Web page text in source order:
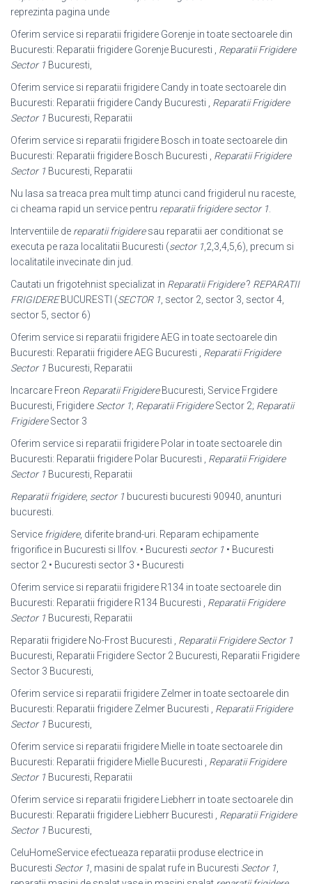
reprezinta pagina unde
Oferim service si reparatii frigidere Gorenje in toate sectoarele din
Bucuresti: Reparatii frigidere Gorenje Bucuresti , Reparatii Frigidere
Sector 1 Bucuresti,
Oferim service si reparatii frigidere Candy in toate sectoarele din
Bucuresti: Reparatii frigidere Candy Bucuresti , Reparatii Frigidere
Sector 1 Bucuresti, Reparatii
Oferim service si reparatii frigidere Bosch in toate sectoarele din
Bucuresti: Reparatii frigidere Bosch Bucuresti , Reparatii Frigidere
Sector 1 Bucuresti, Reparatii
Nu lasa sa treaca prea mult timp atunci cand frigiderul nu raceste,
ci cheama rapid un service pentru reparatii frigidere sector 1.
Interventiile de reparatii frigideresau reparatii aer conditionat se
executa pe raza localitatii Bucuresti (sector 1,2,3,4,5,6), precum si
localitatile invecinate din jud.
Cautati un frigotehnist specializat in Reparatii Frigidere? REPARATII
FRIGIDEREBUCURESTI (SECTOR 1, sector 2, sector 3, sector 4,
sector 5, sector 6)
Oferim service si reparatii frigidere AEG in toate sectoarele din
Bucuresti: Reparatii frigidere AEG Bucuresti , Reparatii Frigidere
Sector 1 Bucuresti, Reparatii
Incarcare Freon Reparatii FrigidereBucuresti, Service Frgidere
Bucuresti, Frigidere Sector 1; Reparatii FrigidereSector 2; Reparatii
FrigidereSector 3
Oferim service si reparatii frigidere Polar in toate sectoarele din
Bucuresti: Reparatii frigidere Polar Bucuresti , Reparatii Frigidere
Sector 1 Bucuresti, Reparatii
Reparatii frigidere, sector 1 bucuresti bucuresti 90940, anunturi
bucuresti.
Service frigidere, diferite brand-uri. Reparam echipamente
frigorifice in Bucuresti si Ilfov. • Bucuresti sector 1 • Bucuresti
sector 2 • Bucuresti sector 3 • Bucuresti
Oferim service si reparatii frigidere R134 in toate sectoarele din
Bucuresti: Reparatii frigidere R134 Bucuresti , Reparatii Frigidere
Sector 1 Bucuresti, Reparatii
Reparatii frigidere No-Frost Bucuresti , Reparatii Frigidere Sector 1
Bucuresti, Reparatii Frigidere Sector 2 Bucuresti, Reparatii Frigidere
Sector 3 Bucuresti,
Oferim service si reparatii frigidere Zelmer in toate sectoarele din
Bucuresti: Reparatii frigidere Zelmer Bucuresti , Reparatii Frigidere
Sector 1 Bucuresti,
Oferim service si reparatii frigidere Mielle in toate sectoarele din
Bucuresti: Reparatii frigidere Mielle Bucuresti , Reparatii Frigidere
Sector 1 Bucuresti, Reparatii
Oferim service si reparatii frigidere Liebherr in toate sectoarele din
Bucuresti: Reparatii frigidere Liebherr Bucuresti , Reparatii Frigidere
Sector 1 Bucuresti,
CeluHomeService efectueaza reparatii produse electrice in
Bucuresti Sector 1, masini de spalat rufe in Bucuresti Sector 1,